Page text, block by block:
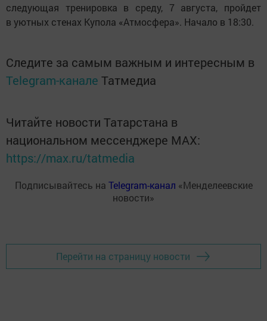
следующая тренировка в среду, 7 августа, пройдет
в уютных стенах Купола «Атмосфера». Начало в 18:30.
Следите за самым важным и интересным в
Telegram-канале Татмедиа
Читайте новости Татарстана в
национальном мессенджере MАХ:
https://max.ru/tatmedia
Подписывайтесь на Telegram-канал «Менделеевские
новости»
Перейти на страницу новости